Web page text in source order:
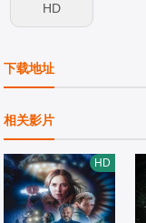
HD
下载地址
相关影片
HD